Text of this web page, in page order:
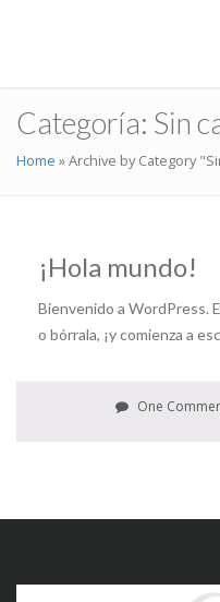
Categoría: Sin
Home »Archive by Category
¡Hola mundo!
Bienvenido a WordPress.
o bórrala, ¡y comienza a
One